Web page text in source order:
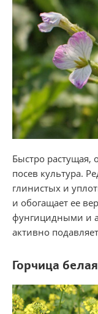
Бы​стро растущая,
посев культура.
глинистых и
и обогащает ее
фунгицидными и
активно
Горчица белая